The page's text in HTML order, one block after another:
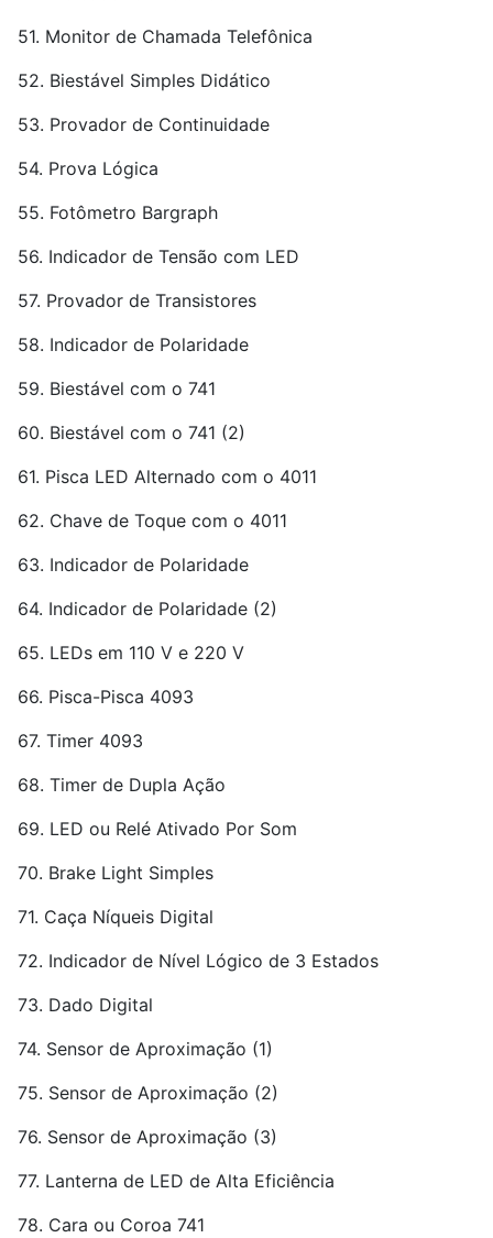
51. Monitor de Chamada Telefônica
52. Biestável Simples Didático
53. Provador de Continuidade
54. Prova Lógica
55. Fotômetro Bargraph
56. Indicador de Tensão com LED
57. Provador de Transistores
58. Indicador de Polaridade
59. Biestável com o 741
60. Biestável com o 741 (2)
61. Pisca LED Alternado com o 4011
62. Chave de Toque com o 4011
63. Indicador de Polaridade
64. Indicador de Polaridade (2)
65. LEDs em 110 V e 220 V
66. Pisca-Pisca 4093
67. Timer 4093
68. Timer de Dupla Ação
69. LED ou Relé Ativado Por Som
70. Brake Light Simples
71. Caça Níqueis Digital
72. Indicador de Nível Lógico de 3 Estados
73. Dado Digital
74. Sensor de Aproximação (1)
75. Sensor de Aproximação (2)
76. Sensor de Aproximação (3)
77. Lanterna de LED de Alta Eficiência
78. Cara ou Coroa 741